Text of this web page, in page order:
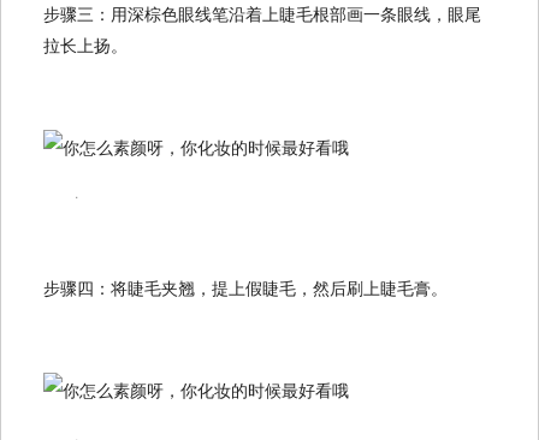
步骤三：用深棕色眼线笔沿着上睫毛根部画一条眼线，眼尾
拉长上扬。
步骤四：将睫毛夹翘，提上假睫毛，然后刷上睫毛膏。